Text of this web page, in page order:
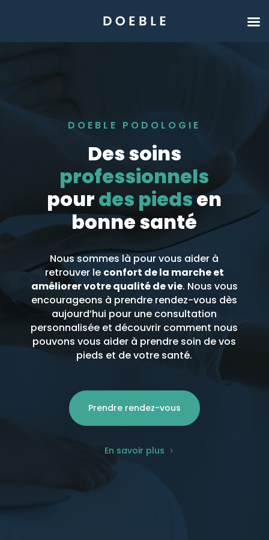
DOEBLE PODOLOGIE
Des soins
professionnels
pourdes piedsen
bonne santé
Nous sommes là pour vous aider à
retrouver le confort de la marche et
améliorer votre qualité de vie. Nous vous
encourageons à prendre rendez-vous dès
aujourd’hui pour une consultation
personnalisée et découvrir comment nous
pouvons vous aider à prendre soin de vos
pieds et de votre santé.
Prendre rendez-vous
En savoir plus